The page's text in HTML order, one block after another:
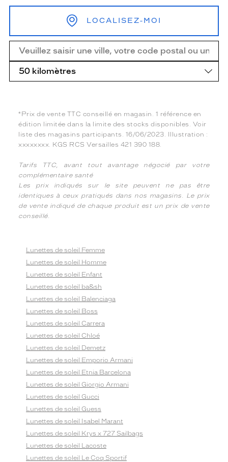
LOCALISEZ-MOI
*Prix de vente TTC conseillé en magasin. 1 référence en
édition limitée dans la limite des stocks disponibles. Voir
liste des magasins participants. 16/06/2023. Illustration :
xxxxxxxx. KGS RCS Versailles 421 390 188.
Tarifs TTC, avant tout avantage négocié par votre
complémentaire santé
Les prix indiqués sur le site peuvent ne pas être
identiques à ceux pratiqués dans nos magasins. Le prix
de vente indiqué de chaque produit est un prix de vente
conseillé.
Lunettes de soleil Femme
Lunettes de soleil Homme
Lunettes de soleil Enfant
Lunettes de soleil ba&sh
Lunettes de soleil Balenciaga
Lunettes de soleil Boss
Lunettes de soleil Carrera
Lunettes de soleil Chloé
Lunettes de soleil Demetz
Lunettes de soleil Emporio Armani
Lunettes de soleil Etnia Barcelona
Lunettes de soleil Giorgio Armani
Lunettes de soleil Gucci
Lunettes de soleil Guess
Lunettes de soleil Isabel Marant
Lunettes de soleil Krys x 727 Sailbags
Lunettes de soleil Lacoste
Lunettes de soleil Le Coq Sportif